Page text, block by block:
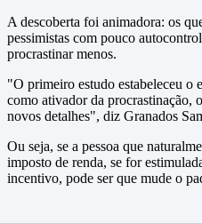
A descoberta foi animadora: os
pessimistas com pouco
procrastinar menos.
"O primeiro estudo estabeleceu o
como ativador da procrastinação,
novos detalhes", diz Granados
Ou seja, se a pessoa que
imposto de renda, se for
incentivo, pode ser que mude o